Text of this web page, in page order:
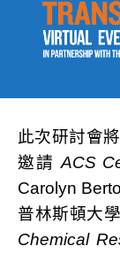
此次研討會
邀請 ACS
Carolyn
普林斯頓大
Chemical